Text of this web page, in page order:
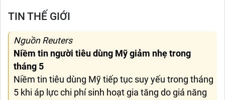
TIN THẾ GIỚI
Nguồn Reuters
Niềm tin người tiêu dùng Mỹ giảm nhẹ trong
tháng 5
Niềm tin tiêu dùng Mỹ tiếp tục suy yếu trong tháng
5 khi áp lực chi phí sinh hoạt gia tăng do giá năng